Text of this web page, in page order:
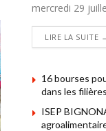
mercredi 29
LIRE LA SUITE
16 bourses
dans les
ISEP